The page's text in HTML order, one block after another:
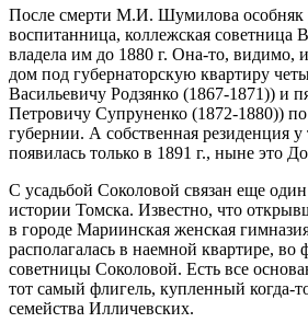
После смерти М.И. Шумилова особняк
воспитанница, коллежская советница
владела им до 1880 г. Она-то, видимо,
дом под губернаторскую квартиру
Васильевичу Родзянко (1867-1871)) и
Петровичу Супруненко (1872-1880)) по
губернии. А собственная резиденция у
появилась только в 1891 г., ныне это
С усадьбой Соколовой связан еще
истории Томска. Известно, что
в городе Мариинская женская
располагалась в наемной квартире, во
советницы Соколовой. Есть все
тот самый флигель, купленный когда-
семейства Илличевских.